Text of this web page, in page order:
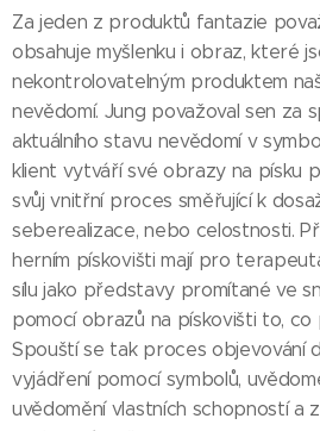
Za jeden z produktů fantazie
obsahuje myšlenku i obraz, které
nekontrolovatelným produktem
nevědomí. Jung považoval sen za
aktuálního stavu nevědomí v
klient vytváří své obrazy na písku
svůj vnitřní proces směřující k
seberealizace, nebo celostnosti.
herním pískovišti mají pro
sílu jako představy promítané ve
pomocí obrazů na pískovišti to, co
Spouští se tak proces objevování
vyjádření pomocí symbolů,
uvědomění vlastních schopností a